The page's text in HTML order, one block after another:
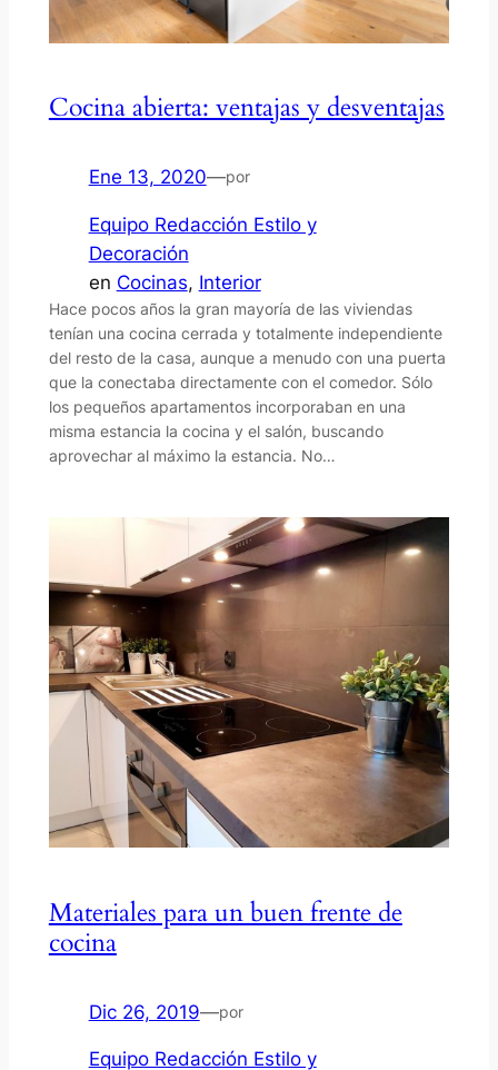
Cocina abierta: ventajas y desventajas
Ene 13, 2020—por
Equipo Redacción Estilo y
Decoración
en Cocinas, Interior
Hace pocos años la gran mayoría de las viviendas
tenían una cocina cerrada y totalmente independiente
del resto de la casa, aunque a menudo con una puerta
que la conectaba directamente con el comedor. Sólo
los pequeños apartamentos incorporaban en una
misma estancia la cocina y el salón, buscando
aprovechar al máximo la estancia. No…
Materiales para un buen frente de
cocina
Dic 26, 2019—por
Equipo Redacción Estilo y